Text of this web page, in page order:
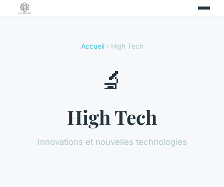
Accueil› High Tech
🔬
High Tech
Innovations et nouvelles technologies